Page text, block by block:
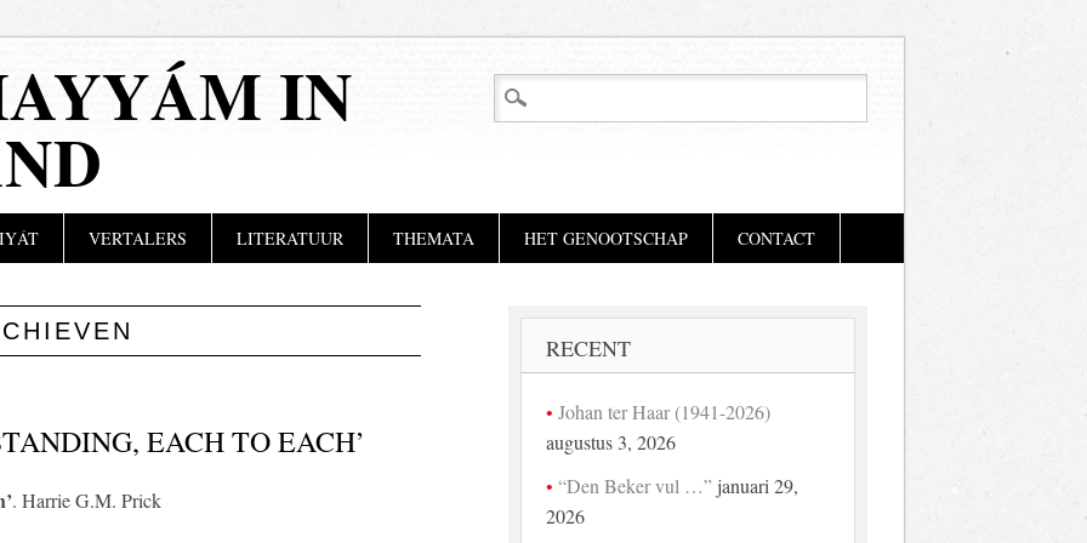
IN
VERTALERS LITERATUUR THEMATA HET GENOOTSCHAP CONTACT
EACH TO EACH’
. Harrie G.M. Prick
RECENT
Johan ter Haar (1941-2026)
augustus 3, 2026
“Den Beker vul …” januari 29,
2026